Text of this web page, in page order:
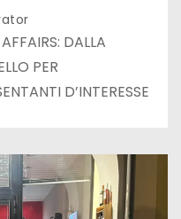
DALLA
PER
D’INTERESSE